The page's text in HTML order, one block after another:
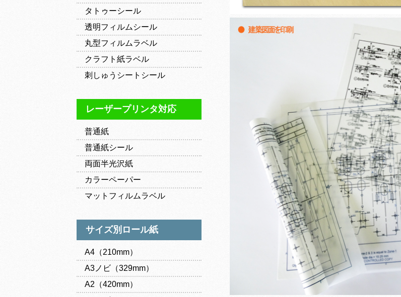
タトゥーシール
透明フィルムシール
丸型フィルムラベル
クラフト紙ラベル
刺しゅうシートシール
レーザープリンタ対応
普通紙
普通紙シール
両面半光沢紙
カラーペーパー
マットフィルムラベル
サイズ別ロール紙
A4（210mm）
A3ノビ（329mm）
A2（420mm）